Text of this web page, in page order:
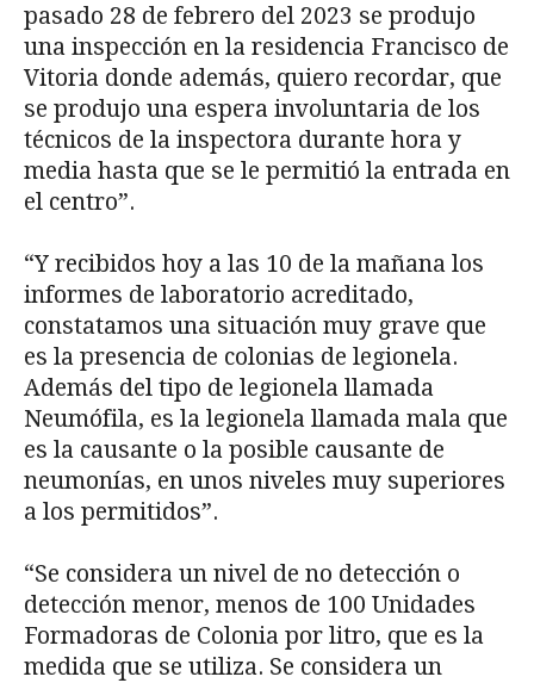
pasado 28 de febrero del 2023 se produjo
una inspección en la residencia Francisco de
Vitoria donde además, quiero recordar, que
se produjo una espera involuntaria de los
técnicos de la inspectora durante hora y
media hasta que se le permitió la entrada en
el centro”.
“Y recibidos hoy a las 10 de la mañana los
informes de laboratorio acreditado,
constatamos una situación muy grave que
es la presencia de colonias de legionela.
Además del tipo de legionela llamada
Neumófila, es la legionela llamada mala que
es la causante o la posible causante de
neumonías, en unos niveles muy superiores
a los permitidos”.
“Se considera un nivel de no detección o
detección menor, menos de 100 Unidades
Formadoras de Colonia por litro, que es la
medida que se utiliza. Se considera un